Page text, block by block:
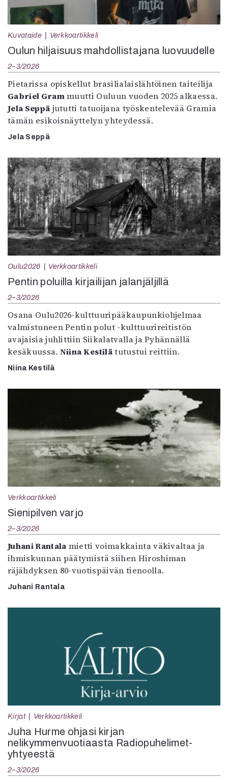
Kuvataide Verkkoartikkeli
Oulun hiljaisuus mahdollistajana luovuudelle
2–3/2026
Pietarissa opiskellut brasilialaislähtöinen taiteilija
Gabriel Grammuutti Ouluun vuoden 2025 alkaessa.
Jela Seppä jututti tatuoijana työskentelevää Gramia
tämän esikoisnäyttelyn yhteydessä.
Jela Seppä
Oulu2026 Verkkoartikkeli
Pentin poluilla kirjailijan jalanjäljillä
2–3/2026
Osana Oulu2026-kulttuuripääkaupunkiohjelmaa
valmistuneen Pentin polut -kulttuurireitistön
avajaisia juhlittiin Siikalatvalla ja Pyhännällä
kesäkuussa. Niina Kestilätutustui reittiin.
Niina Kestilä
Verkkoartikkeli
Sienipilven varjo
2–3/2026
Juhani Rantala mietti voimakkainta väkivaltaa ja
ihmiskunnan päätymistä siihen Hiroshiman
räjähdyksen 80-vuotispäivän tienoolla.
Juhani Rantala
Kirjat Verkkoartikkeli
Juha Hurme ohjasi kirjan
nelikymmenvuotiaasta Radiopuhelimet-
yhtyeestä
2–3/2026